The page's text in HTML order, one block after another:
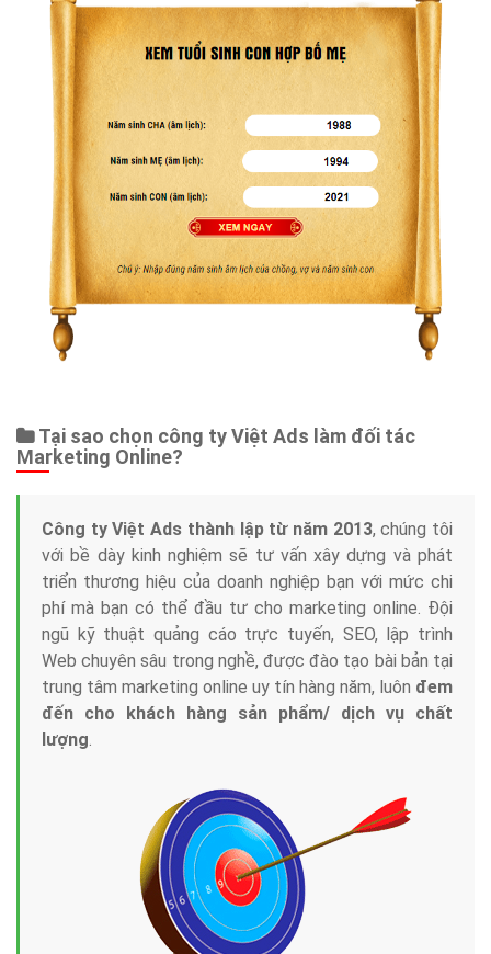
Web Store
Dịch vụ liên quan
Other Ads
Quảng Cáo Google
App
Tại sao chọn công ty Việt Ads làm đối tác
Marketing Online?